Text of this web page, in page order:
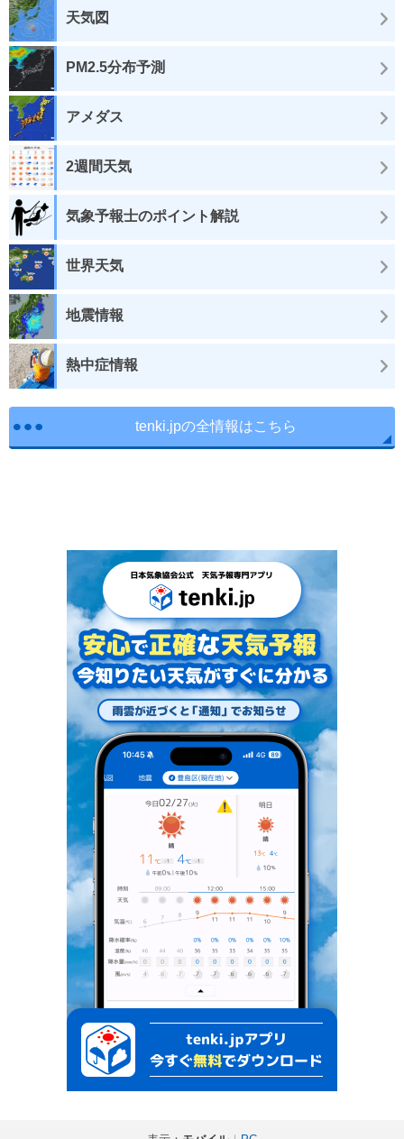
天気図
PM2.5分布予測
アメダス
2週間天気
気象予報士のポイント解説
世界天気
地震情報
熱中症情報
tenki.jpの全情報はこちら